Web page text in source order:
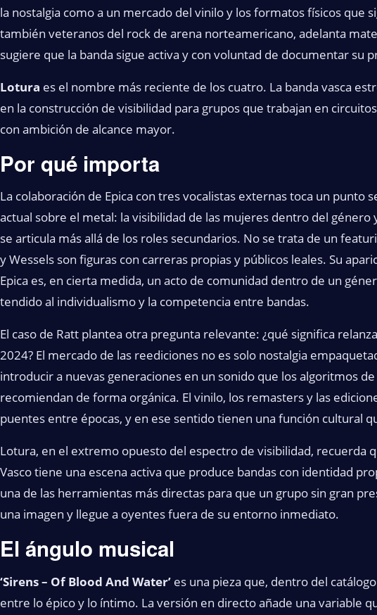
la nostalgia como a un mercado del vinilo y los formatos físicos que
también veteranos del rock de arena norteamericano, adelanta
sugiere que la banda sigue activa y con voluntad de documentar su
Lotura es el nombre más reciente de los cuatro. La banda vasca
en la construcción de visibilidad para grupos que trabajan en
con ambición de alcance mayor.
Por qué importa
La colaboración de Epica con tres vocalistas externas toca un punto
actual sobre el metal: la visibilidad de las mujeres dentro del género
se articula más allá de los roles secundarios. No se trata de un
y Wessels son figuras con carreras propias y públicos leales. Su
Epica es, en cierta medida, un acto de comunidad dentro de un
tendido al individualismo y la competencia entre bandas.
El caso de Ratt plantea otra pregunta relevante: ¿qué significa
2024? El mercado de las reediciones no es solo nostalgia
introducir a nuevas generaciones en un sonido que los algoritmos
recomiendan de forma orgánica. El vinilo, los remasters y las
puentes entre épocas, y en ese sentido tienen una función cultural
Lotura, en el extremo opuesto del espectro de visibilidad, recuerda
Vasco tiene una escena activa que produce bandas con identidad
una de las herramientas más directas para que un grupo sin gran
una imagen y llegue a oyentes fuera de su entorno inmediato.
El ángulo musical
‘Sirens – Of Blood And Water’ es una pieza que, dentro del
entre lo épico y lo íntimo. La versión en directo añade una variable